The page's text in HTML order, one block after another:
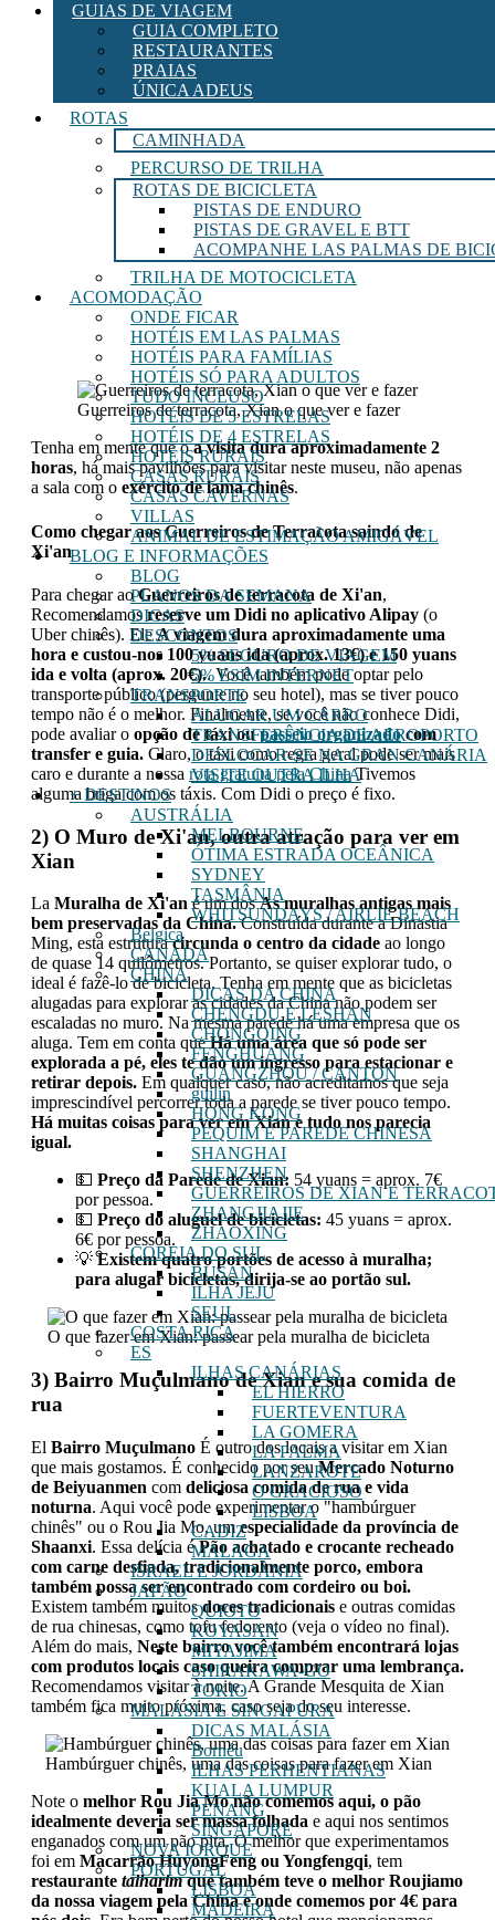
GUIAS DE VIAGEM
GUIA COMPLETO
RESTAURANTES
PRAIAS
ÚNICA ADEUS
ROTAS
CAMINHADA
PERCURSO DE TRILHA
ROTAS DE BICICLETA
PISTAS DE ENDURO
PISTAS DE GRAVEL E BTT
ACOMPANHE LAS PALMAS DE
TRILHA DE MOTOCICLETA
ACOMODAÇÃO
ONDE FICAR
HOTÉIS EM LAS PALMAS
HOTÉIS PARA FAMÍLIAS
HOTÉIS SÓ PARA ADULTOS
TUDO INCLUSO
HOTÉIS DE 5 ESTRELAS
HOTÉIS DE 4 ESTRELAS
HOTÉIS RURAIS
CASAS RURAIS
CASAS CAVERNAS
VILLAS
ANIMAL DE ESTIMAÇÃO AMIGÁVEL
BLOG E INFORMAÇÕES
BLOG
PLANOS DA SEMANA
DICAS
DESCONTOS
5% SEGURO DE VIAGEM
5% ESIM INTERNET
TRANSPORTE
ALUGAR UM CARRO
TRANSFERÊNCIA DE AEROPORTO
DESLOCAR-SE NA GRAN CANÁRIA
VISITE OUTRA ILHA
+ DESTINOS
AUSTRÁLIA
MELBOURNE
ÓTIMA ESTRADA OCEÂNICA
SYDNEY
TASMÂNIA
WHITSUNDAYS / AIRLIE BEACH
Belgica
CANADÁ
CHINA
DICAS DA CHINA
CHENGDU E LESHAN
CHONGQING
FENGHUANG
GUANGZHOU / CANTON
guilin
HONG KONG
PEQUIM E PAREDE CHINESA
SHANGHAI
SHENZHEN
GUERREIROS DE XIAN E
ZHANGJIAJIE
ZHAOXING
COREIA DO SUL
BUSAN
ILHA JEJU
SEUL
COSTA RICA
ES
ILHAS CANÁRIAS
EL HIERRO
FUERTEVENTURA
LA GOMERA
LA PALMA
LANZAROTE
O GRACIOSO
LISBOA
CADIZ
MALAGA
ISRAEL E JORDÂNIA
JAPÃO
QUIOTO
KOYASAN
MIYAJIMA
SHIRAKAWA-GO
TOKIO
MALÁSIA E SINGAPURA
DICAS MALÁSIA
Bornéu
ILHAS PERHENTIANAS
KUALA LUMPUR
PENANG
SINGAPORE
NOVA IORQUE
PORTUGAL
LISBOA
MADEIRA
Guerreiros de terracota, Xian o que ver e fazer
Tenha em mente que oa visita dura aproximadamente 2
horas, há mais pavilhões para visitar neste museu, não apenas
a sala com o exército de lama chinês.
Como chegar aos Guerreiros de Terracota saindo de
Xi'an
Para chegar aoGuerreiros de terracota de Xi'an,
Recomendamosreserve um Didi no aplicativo Alipay (o
Uber chinês). EleA viagem dura aproximadamente uma
hora e custou-nos 100 yuans ida (aprox. 13€) e 150 yuans
ida e volta (aprox. 20€).. Você também pode optar pelo
transporte público (pergunte no seu hotel), mas se tiver pouco
tempo não é o melhor. Finalmente, se você não conhece Didi,
pode avaliar o opção de táxi oupasseio organizadocom
transfer e guia. Claro, o táxi como regra geral pode ser mais
caro e durante a nossa rota gratuita pela ChinaTivemos
alguma briga com os táxis. Com Didi o preço é fixo.
2) O Muro de Xi'an, outra atração para ver em
Xian
La Muralha de Xi'an é um dosAs muralhas antigas mais
bem preservadas da China.Construída durante a Dinastia
Ming, esta estruturacircunda o centro da cidade ao longo
de quase 14 quilômetros. Portanto, se quiser explorar tudo, o
ideal é fazê-lo de bicicleta. Tenha em mente que as bicicletas
alugadas para explorar as cidades da China não podem ser
escaladas no muro. Na mesma parede há uma empresa que os
aluga. Tem em conta queHá uma área que só pode ser
explorada a pé, eles te dão um ingresso para estacionar e
retirar depois. Em qualquer caso, não acreditamos que seja
imprescindível percorrer toda a parede se tiver pouco tempo.
Há muitas coisas para ver em Xian e tudo nos parecia
igual.
💵 Preço da Parede de Xian: 54 yuans = aprox. 7€
por pessoa.
💵 Preço do aluguel de bicicletas: 45 yuans = aprox.
6€ por pessoa.
💡Existem quatro portões de acesso à muralha;
para alugar bicicletas, dirija-se ao portão sul.
O que fazer em Xian: passear pela muralha de bicicleta
3) Bairro Muçulmano de Xian e sua comida de
rua
El Bairro Muçulmano É outro dos locais a visitar em Xian
que mais gostamos. É conhecido por seuMercado Noturno
de Beiyuanmen com deliciosa comida de rua e vida
noturna. Aqui você pode experimentar o "hambúrguer
chinês" ou o Rou Jia Mo, umespecialidade da província de
Shaanxi. Essa delícia éPão achatado e crocante recheado
com carne desfiada, tradicionalmente porco, embora
também possa ser encontrado com cordeiro ou boi.
Existem também muitosdoces tradicionais e outras comidas
de rua chinesas, como tofu fedorento (veja o vídeo no final).
Além do mais, Neste bairro você também encontrará lojas
com produtos locais caso queira comprar uma lembrança.
Recomendamos visitar à noite. A Grande Mesquita de Xian
também fica muito próxima, caso seja do seu interesse.
Hambúrguer chinês, uma das coisas para fazer em Xian
Note o melhor Rou Jia Mo não comemos aqui, o pão
idealmente deveria ser massa folhada e aqui nos sentimos
enganados com um pão pita. O melhor que experimentamos
foi em Macarrão HuyongFeng ou Yongfengqi, tem
restaurante talharimque também teve o melhor Roujiamo
da nossa viagem pela China e onde comemos por 4€ para